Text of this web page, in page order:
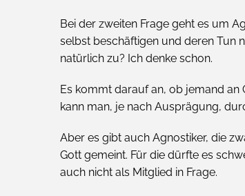
Bei der zweiten Frage geht es um
selbst beschäftigen und deren Tun
natürlich zu? Ich denke schon.
Es kommt darauf an, ob jemand an
kann man, je nach Ausprägung,
Aber es gibt auch Agnostiker, die
Gott gemeint. Für die dürfte es
auch nicht als Mitglied in Frage.